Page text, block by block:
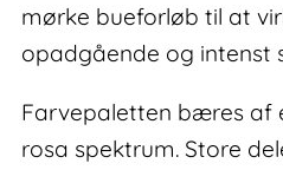
mørke bueforløb til at
opadgående og intenst
Farvepaletten bæres
rosa spektrum. Store